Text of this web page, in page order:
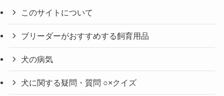
このサイトについて
ブリーダーがおすすめする飼育用品
犬の病気
犬に関する疑問・質問 ○×クイズ